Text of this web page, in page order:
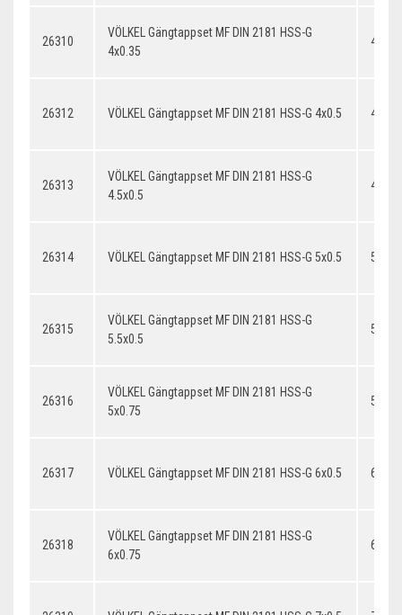
26310
VÖLKEL Gängtappset MF DIN 2181 HSS-G
4x0.35
26312 VÖLKEL Gängtappset MF DIN 2181 HSS-G 4x0.5 4x0.5
26313
VÖLKEL Gängtappset MF DIN 2181 HSS-G
4.5x0.5
26314 VÖLKEL Gängtappset MF DIN 2181 HSS-G 5x0.5 5x0.5
26315
VÖLKEL Gängtappset MF DIN 2181 HSS-G
5.5x0.5
26316
VÖLKEL Gängtappset MF DIN 2181 HSS-G
5x0.75
26317 VÖLKEL Gängtappset MF DIN 2181 HSS-G 6x0.5 6x0.5
26318
VÖLKEL Gängtappset MF DIN 2181 HSS-G
6x0.75